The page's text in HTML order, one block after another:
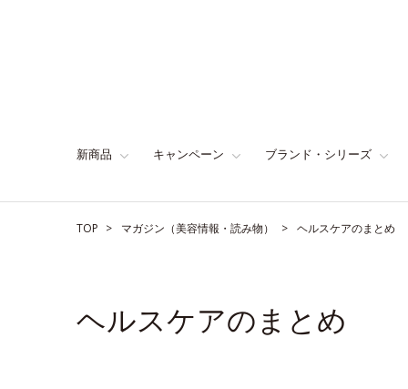
新商品 キャンペーン ブランド・シリーズ
TOP マガジン（美容情報・読み物） ヘルスケアのまとめ
ヘルスケアのまとめ